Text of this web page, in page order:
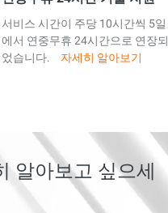
서비스 시간이 주당 10시간씩 5일
에서 연중무휴 24시간으로 연장되
었습니다.
자세히 알아보기
알아보고 싶으세